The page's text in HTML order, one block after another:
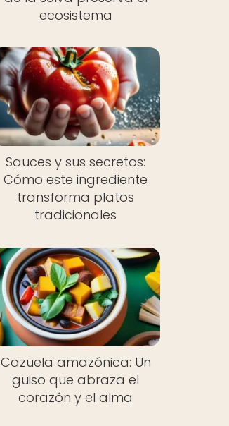
ecosistema
Sauces y sus secretos:
Cómo este ingrediente
transforma platos
tradicionales
Cazuela amazónica: Un
guiso que abraza el
corazón y el alma